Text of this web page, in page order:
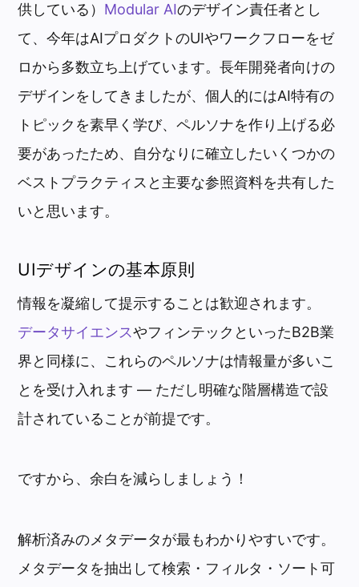
供している） Modular AIのデザイン責任者とし
て、今年はAIプロダクトのUIやワークフローをゼ
ロから多数立ち上げています。長年開発者向けの
デザインをしてきましたが、個人的にはAI特有の
トピックを素早く学び、ペルソナを作り上げる必
要があったため、自分なりに確立したいくつかの
ベストプラクティスと主要な参照資料を共有した
いと思います。
UIデザインの基本原則
情報を凝縮して提示することは歓迎されます。
データサイエンスやフィンテックといったB2B業
界と同様に、これらのペルソナは情報量が多いこ
とを受け入れます — ただし明確な階層構造で設
計されていることが前提です。
ですから、余白を減らしましょう！
解析済みのメタデータが最もわかりやすいです。
メタデータを抽出して検索・フィルタ・ソート可